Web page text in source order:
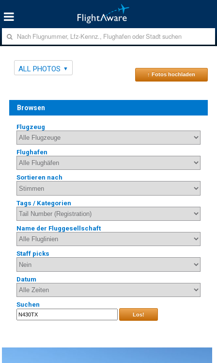
ALL PHOTOS
↑ Fotos hochladen
Browsen
Flugzeug
Flughafen
Sortieren nach
Tags / Kategorien
Name der Fluggesellschaft
Staff picks
Datum
Suchen
Los!